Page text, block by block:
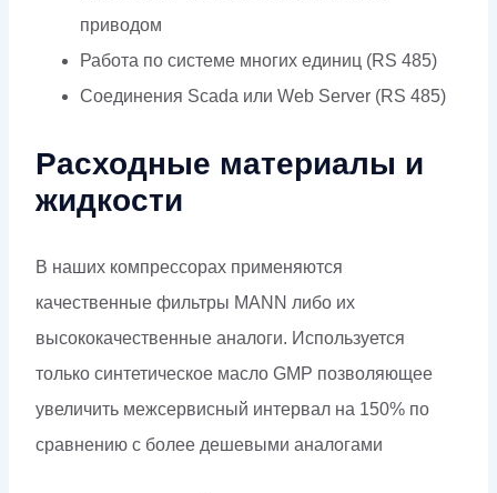
приводом
Работа по системе многих единиц (RS 485)
Соединения Scada или Web Server (RS 485)
Расходные материалы и
жидкости
В наших компрессорах применяются
качественные фильтры МАNN либо их
высококачественные аналоги. Используется
только синтетическое масло GMP позволяющее
увеличить межсервисный интервал на 150% по
сравнению с более дешевыми аналогами